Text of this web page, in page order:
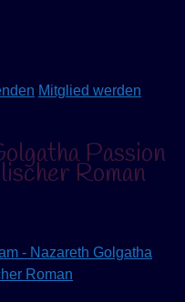
Mitglied werden
Passion
Roman